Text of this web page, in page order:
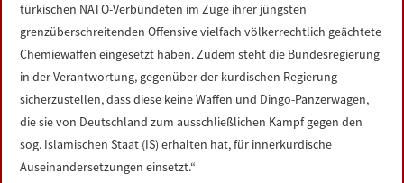
türkischen NATO-Verbündeten im Zuge ihrer jüngsten
grenzüberschreitenden Offensive vielfach völkerrechtlich geächtete
Chemiewaffen eingesetzt haben. Zudem steht die Bundesregierung
in der Verantwortung, gegenüber der kurdischen Regierung
sicherzustellen, dass diese keine Waffen und Dingo-Panzerwagen,
die sie von Deutschland zum ausschließlichen Kampf gegen den
sog. Islamischen Staat (IS) erhalten hat, für innerkurdische
Auseinandersetzungen einsetzt.“